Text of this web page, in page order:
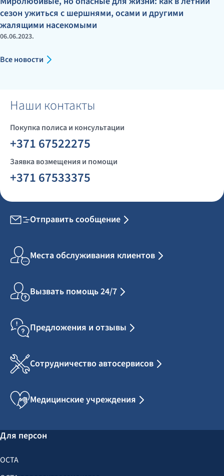
сезон ужиться с шершнями, осами и другими
жалящими насекомыми
06.06.2023.
Все новости
Наши контакты
Покупка полиса и консультации
+371 67522275
Заявка возмещения и помощи
+371 67533375
Отправить сообщение
Места обслуживания клиентов
Вызвать помощь 24/7
Предложения и отзывы
Сотрудничество автосервисов
Медицинские учреждения
Для персон
OCTA